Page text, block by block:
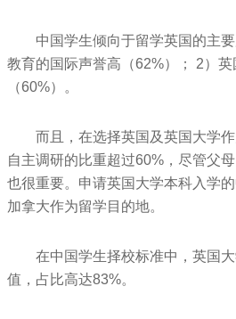
中国学生倾向于留学英国的主
教育的国际声誉高（62%）； 2）
（60%）。
而且，在选择英国及英国大学
自主调研的比重超过60%，尽管父
也很重要。申请英国大学本科入学
加拿大作为留学目的地。
在中国学生择校标准中，英国
值，占比高达83%。